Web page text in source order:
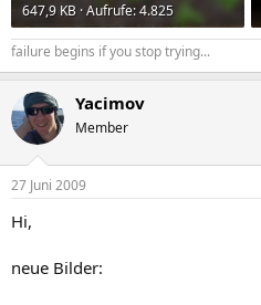
647,9 KB · Aufrufe: 4.825
failure begins if you stop trying...
Yacimov
Member
27 Juni 2009
Hi,
neue Bilder: